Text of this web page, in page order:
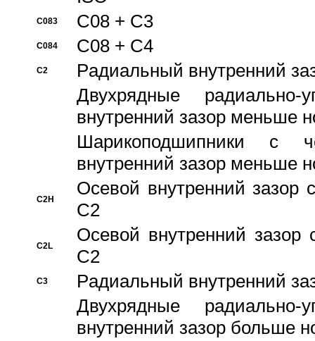
C083 C08 + C3
C084 C08 + C4
C2
Pадиальный внутренний
Двухрядные радиально-
внутренний зазор меньше
Шарикоподшипники с
внутренний зазор меньше
C2H
Осевой внутренний зазор
C2
C2L
Осевой внутренний зазор
C2
C3
Pадиальный внутренний
Двухрядные радиально-
внутренний зазор больше